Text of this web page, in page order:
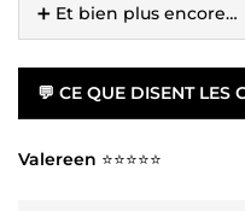
➕ Et bien plus encore…
💬 CE QUE DISENT LES
Valereen ⭐⭐⭐⭐⭐